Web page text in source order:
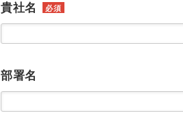
貴社名 必須
部署名